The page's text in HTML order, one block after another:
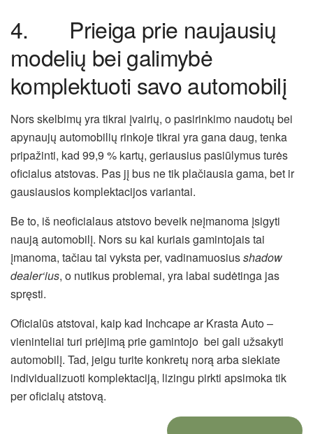
4. Prieiga prie naujausių
modelių bei galimybė
komplektuoti savo automobilį
Nors skelbimų yra tikrai įvairių, o pasirinkimo naudotų bei
apynaujų automobilių rinkoje tikrai yra gana daug, tenka
pripažinti, kad 99,9 % kartų, geriausius pasiūlymus turės
oficialus atstovas. Pas jį bus ne tik plačiausia gama, bet ir
gausiausios komplektacijos variantai.
Be to, iš neoficialaus atstovo beveik neįmanoma įsigyti
naują automobilį. Nors su kai kuriais gamintojais tai
įmanoma, tačiau tai vyksta per, vadinamuosiusshadow
dealer‘ius, o nutikus problemai, yra labai sudėtinga jas
spręsti.
Oficialūs atstovai, kaip kad Inchcape ar Krasta Auto –
vieninteliai turi priėjimą prie gamintojo bei gali užsakyti
automobilį. Tad, jeigu turite konkretų norą arba siekiate
individualizuoti komplektaciją, lizingu pirkti apsimoka tik
per oficialų atstovą.